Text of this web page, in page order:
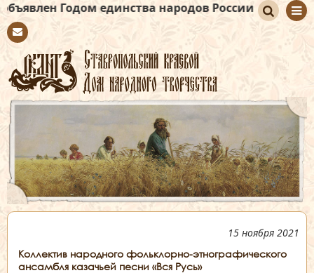
Годом единства народов России
tact
иск
15 ноября 2021
Коллектив народного фольклорно-этнографического
ансамбля казачьей песни «Вся Русь»